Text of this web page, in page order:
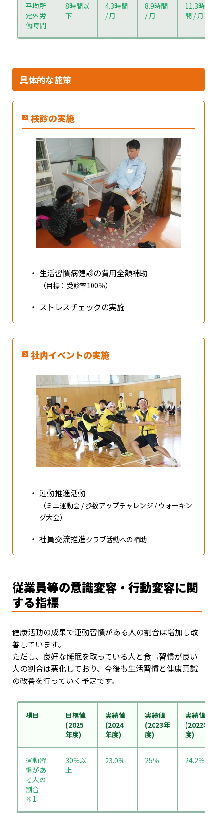
平均所
定外労
働時間
8時間以
下
4.3時間
/ 月
8.9時間
/ 月
11.3時
間 / 月
具体的な施策
検診の実施
・ 生活習慣病健診の費用全額補助
（目標：受診率100％）
・ ストレスチェックの実施
社内イベントの実施
・ 運動推進活動
（ミニ運動会 / 歩数アップチャレンジ / ウォーキン
グ大会）
・ 社員交流推進クラブ活動への補助
従業員等の意識変容・行動変容に関
する指標
健康活動の成果で運動習慣がある人の割合は増加し改
善しています。
ただし、良好な睡眠を取っている人と食事習慣が良い
人の割合は悪化しており、今後も生活習慣と健康意識
の改善を行っていく予定です。
項目
目標値
(2025
年度)
実績値
(2024
年度)
実績値
(2023年
度)
実績値
(2022年
度)
運動習
慣があ
る人の
割合
※1
30％以
上
23.0% 25％ 24.2％